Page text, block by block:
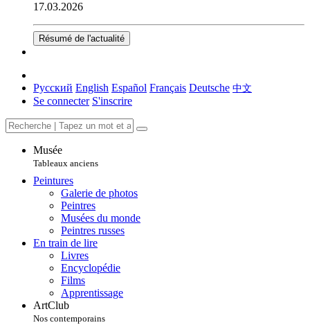
17.03.2026
Résumé de l'actualité
Русский English Español Français Deutsche 中文
Se connecter S'inscrire
Musée
Tableaux anciens
Peintures
Galerie de photos
Peintres
Musées du monde
Peintres russes
En train de lire
Livres
Encyclopédie
Films
Apprentissage
ArtClub
Nos contemporains